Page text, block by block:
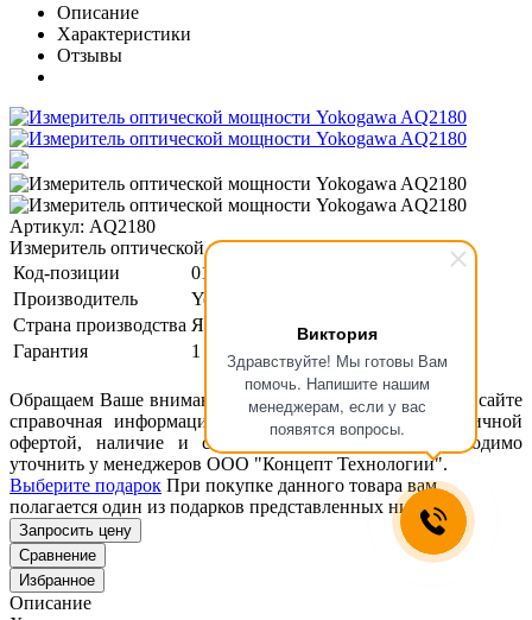
Виктория
Здравствуйте! Мы готовы Вам
помочь. Напишите нашим
менеджерам, если у вас
появятся вопросы.
Описание
Характеристики
Отзывы
Артикул: AQ2180
Измеритель оптической мощности Yokogawa AQ2180
Код-позиции
01-00123696
Производитель
Yokogawa
Страна производства Япония
Гарантия
1 год
Обращаем Ваше внимание, что размещенная на данном сайте
справочная информация о товарах не является публичной
офертой, наличие и стоимость оборудования необходимо
уточнить у менеджеров ООО "Концепт Технологии".
Выберите подарок При покупке данного товара вам
полагается один из подарков представленных ниже
Запросить цену
Сравнение
Избранное
Описание